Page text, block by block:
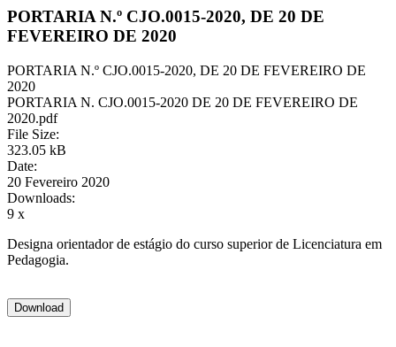
PORTARIA N.º CJO.0015-2020, DE 20 DE
FEVEREIRO DE 2020
PORTARIA N.º CJO.0015-2020, DE 20 DE FEVEREIRO DE
2020
PORTARIA N. CJO.0015-2020 DE 20 DE FEVEREIRO DE
2020.pdf
File Size:
323.05 kB
Date:
20 Fevereiro 2020
Downloads:
9 x
Designa orientador de estágio do curso superior de Licenciatura em
Pedagogia.